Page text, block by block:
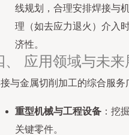
线规划，合理安排焊接与
理（如去应力退火）介入
济性。
、 应用领域与未来
与金属切削加工的综合服务
重型机械与工程设备 ：挖
关键零件。